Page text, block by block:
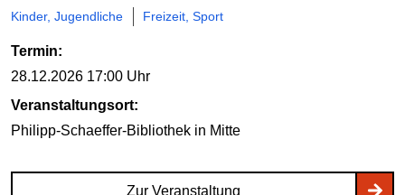
Kinder, Jugendliche Freizeit, Sport
Termin:
28.12.2026 17:00 Uhr
Veranstaltungsort:
Philipp-Schaeffer-Bibliothek in Mitte
Zur Veranstaltung